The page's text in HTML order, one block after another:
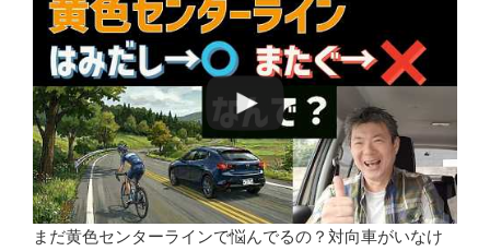
まだ黄色センターラインで悩んでるの？対向車がいなけ